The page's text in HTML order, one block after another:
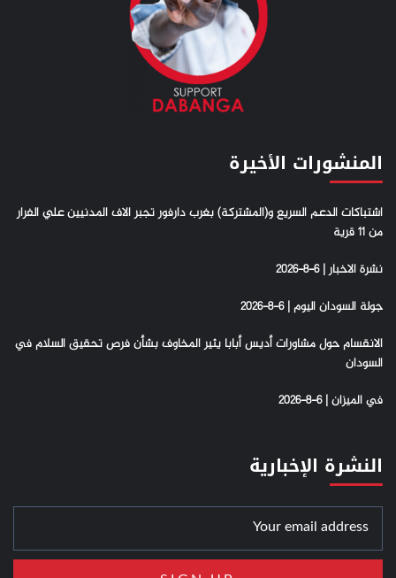
المنشورات الأخيرة
اشتباكات الدعم السريع و(المشتركة) بغرب دارفور تجبر الاف المدنيين علي الفرار
من 11 قرية
نشرة الاخبار | 6-8-2026
جولة السودان اليوم | 6-8-2026
الانقسام حول مشاورات أديس أبابا يثير المخاوف بشأن فرص تحقيق السلام في
السودان
في الميزان | 6-8-2026
النشرة الإخبارية